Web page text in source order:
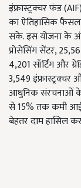
इंफ्रास्ट्रक्चर फंड
का ऐतिहासिक
सके. इस योजना के
प्रोसेसिंग सेंटर,
4,201 सॉर्टिंग और
3,549
आधुनिक संरचनाओं
से 15% तक कमी
बेहतर दाम हासिल